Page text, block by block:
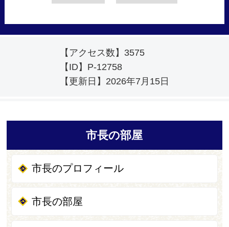
【アクセス数】 3575
【ID】 P-12758
【更新日】 2026年7月15日
市長の部屋
市長のプロフィール
市長の部屋